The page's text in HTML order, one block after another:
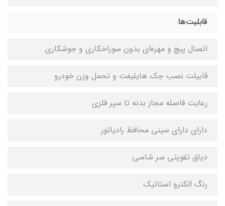
قابلیت‌ها
اتصال پیچ و مهره‌ای بدون سوراخکاری و جوشکاری
قابیلت نصب جک هایلیفت و تحمل وزن خودرو
رعایت فاصله مجاز بدنه تا سپر فلزی
دارای دارای سینی محافظ رادیاتور
دیاق تقویتی سر شاسی
رنگ الکترو استاتیک